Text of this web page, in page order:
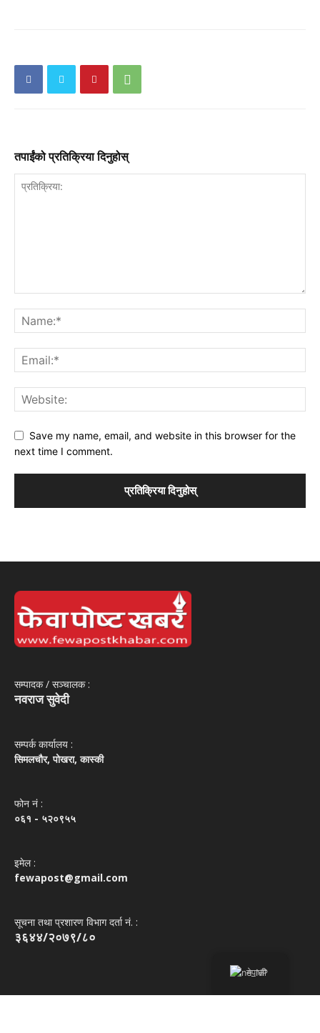
तपाईंको प्रतिक्रिया दिनुहोस्
Save my name, email, and website in this browser for the
next time I comment.
सम्पादक / सञ्‍चालक :
नवराज सुवेदी
सम्पर्क कार्यालय :
सिमलचौर, पोखरा, कास्की
फोन नं‌ :
०६१ - ५२०९५५
इमेल :
fewapost@gmail.com
सूचना तथा प्रशारण विभाग दर्ता नं. :
३६४४/२०७९/८०
नेपाली